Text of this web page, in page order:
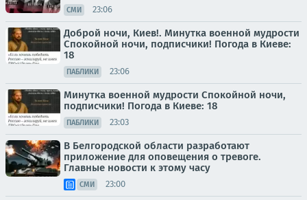
СМИ 23:06
Доброй ночи, Киев!. Минутка военной мудрости
Спокойной ночи, подписчики! Погода в Киеве:
18
ПАБЛИКИ 23:06
Минутка военной мудрости Спокойной ночи,
подписчики! Погода в Киеве: 18
ПАБЛИКИ 23:03
В Белгородской области разработают
приложение для оповещения о тревоге.
Главные новости к этому часу
СМИ 23:00